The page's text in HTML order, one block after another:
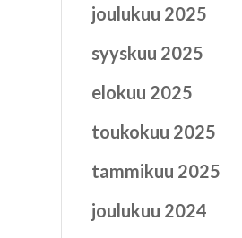
joulukuu 2025
syyskuu 2025
elokuu 2025
toukokuu 2025
tammikuu 2025
joulukuu 2024